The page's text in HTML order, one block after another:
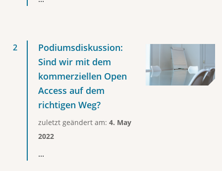
Podiumsdiskussion:
Sind wir mit dem
kommerziellen Open
Access auf dem
richtigen Weg?
zuletzt geändert am: 4. May
2022
...